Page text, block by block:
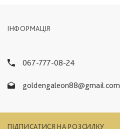
ІНФОРМАЦІЯ
067-777-08-24
goldengaleon88@gmail.com
ПІДПИСАТИСЯ НА РОЗСИЛКУ